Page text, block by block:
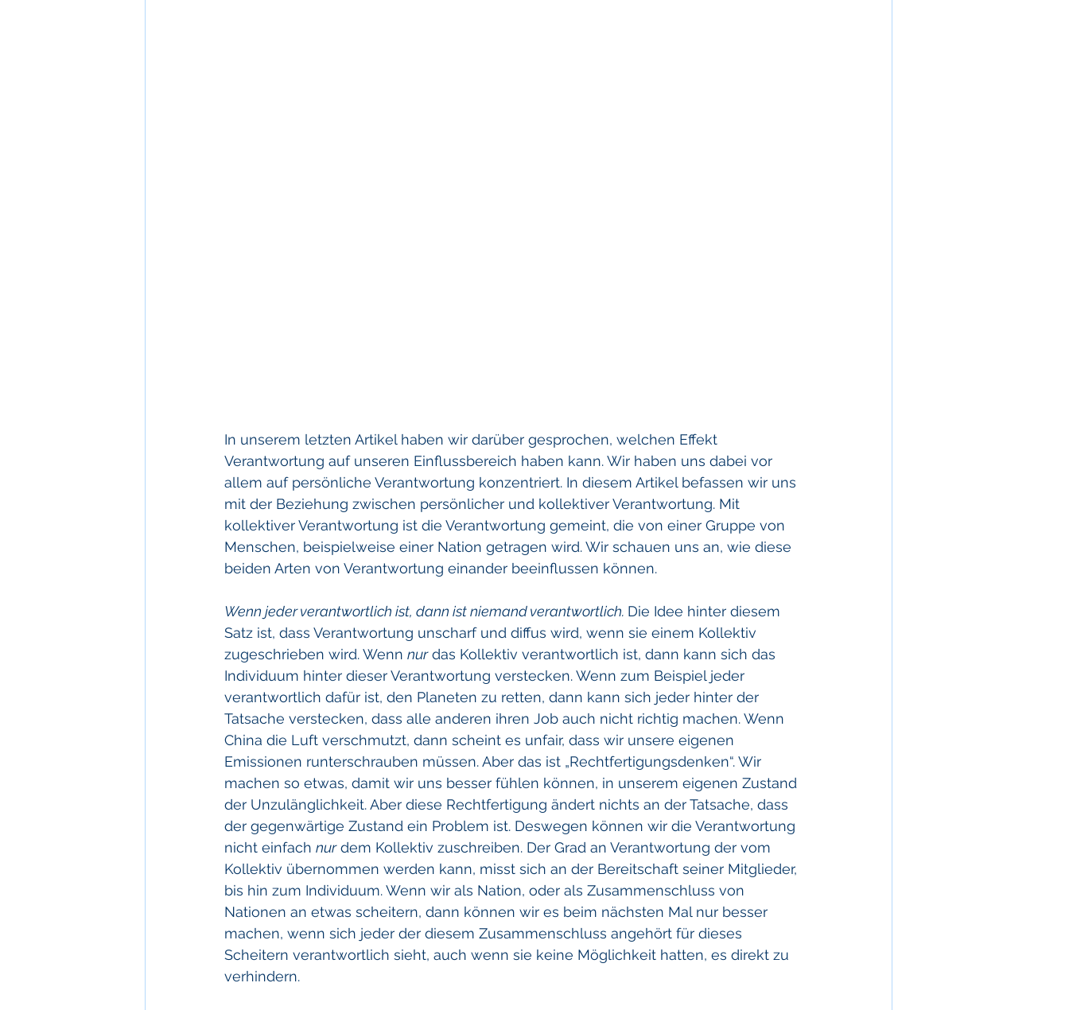
In unserem letzten Artikel haben wir darüber gesprochen, welchen Effekt
Verantwortung auf unseren Einflussbereich haben kann. Wir haben uns dabei vor
allem auf persönliche Verantwortung konzentriert. In diesem Artikel befassen wir uns
mit der Beziehung zwischen persönlicher und kollektiver Verantwortung. Mit
kollektiver Verantwortung ist die Verantwortung gemeint, die von einer Gruppe von
Menschen, beispielweise einer Nation getragen wird. Wir schauen uns an, wie diese
beiden Arten von Verantwortung einander beeinflussen können.
Wenn jeder verantwortlich ist, dann ist niemand verantwortlich. Die Idee hinter diesem
Satz ist, dass Verantwortung unscharf und diffus wird, wenn sie einem Kollektiv
zugeschrieben wird. Wenn nur das Kollektiv verantwortlich ist, dann kann sich das
Individuum hinter dieser Verantwortung verstecken. Wenn zum Beispiel jeder
verantwortlich dafür ist, den Planeten zu retten, dann kann sich jeder hinter der
Tatsache verstecken, dass alle anderen ihren Job auch nicht richtig machen. Wenn
China die Luft verschmutzt, dann scheint es unfair, dass wir unsere eigenen
Emissionen runterschrauben müssen. Aber das ist „Rechtfertigungsdenken“. Wir
machen so etwas, damit wir uns besser fühlen können, in unserem eigenen Zustand
der Unzulänglichkeit. Aber diese Rechtfertigung ändert nichts an der Tatsache, dass
der gegenwärtige Zustand ein Problem ist. Deswegen können wir die Verantwortung
nicht einfach nur dem Kollektiv zuschreiben. Der Grad an Verantwortung der vom
Kollektiv übernommen werden kann, misst sich an der Bereitschaft seiner Mitglieder,
bis hin zum Individuum. Wenn wir als Nation, oder als Zusammenschluss von
Nationen an etwas scheitern, dann können wir es beim nächsten Mal nur besser
machen, wenn sich jeder der diesem Zusammenschluss angehört für dieses
Scheitern verantwortlich sieht, auch wenn sie keine Möglichkeit hatten, es direkt zu
verhindern.